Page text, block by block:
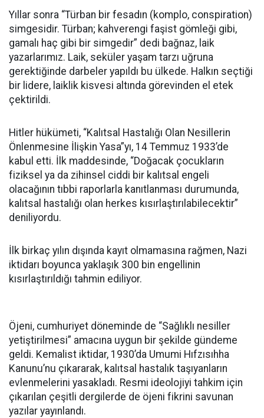
Yıllar sonra “Türban bir fesadın (komplo, conspiration)
simgesidir. Türban; kahverengi faşist gömleği gibi,
gamalı haç gibi bir simgedir” dedi bağnaz, laik
yazarlarımız. Laik, seküler yaşam tarzı uğruna
gerektiğinde darbeler yapıldı bu ülkede. Halkın seçtiği
bir lidere, laiklik kisvesi altında görevinden el etek
çektirildi.
Hitler hükümeti, “Kalıtsal Hastalığı Olan Nesillerin
Önlenmesine İlişkin Yasa”yı, 14 Temmuz 1933’de
kabul etti. İlk maddesinde, “Doğacak çocukların
fiziksel ya da zihinsel ciddi bir kalıtsal engeli
olacağının tıbbi raporlarla kanıtlanması durumunda,
kalıtsal hastalığı olan herkes kısırlaştırılabilecektir”
deniliyordu.
İlk birkaç yılın dışında kayıt olmamasına rağmen, Nazi
iktidarı boyunca yaklaşık 300 bin engellinin
kısırlaştırıldığı tahmin ediliyor.
Öjeni, cumhuriyet döneminde de “Sağlıklı nesiller
yetiştirilmesi” amacına uygun bir şekilde gündeme
geldi. Kemalist iktidar, 1930’da Umumi Hıfzısıhha
Kanunu’nu çıkararak, kalıtsal hastalık taşıyanların
evlenmelerini yasakladı. Resmi ideolojiyi tahkim için
çıkarılan çeşitli dergilerde de öjeni fikrini savunan
yazılar yayınlandı.